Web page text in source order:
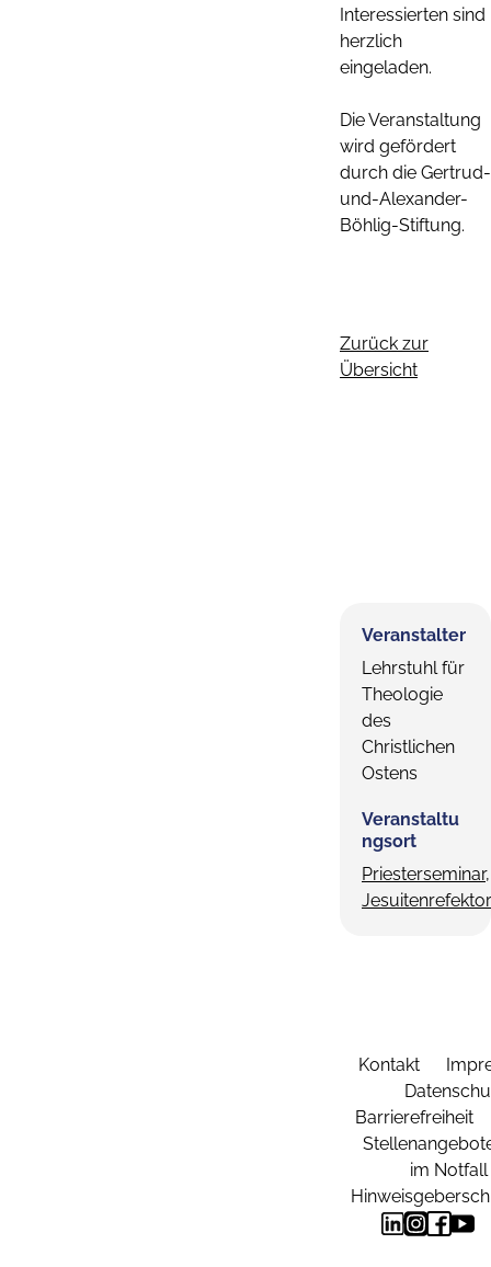
Interessierten sind
herzlich
eingeladen.
Die Veranstaltung
wird gefördert
durch die Gertrud-
und-Alexander-
Böhlig-Stiftung.
Zurück zur
Übersicht
Veranstalter
Lehrstuhl für
Theologie
des
Christlichen
Ostens
Veranstaltu
ngsort
Priesterseminar,
Kontakt
Barrierefreiheit
im Notfall